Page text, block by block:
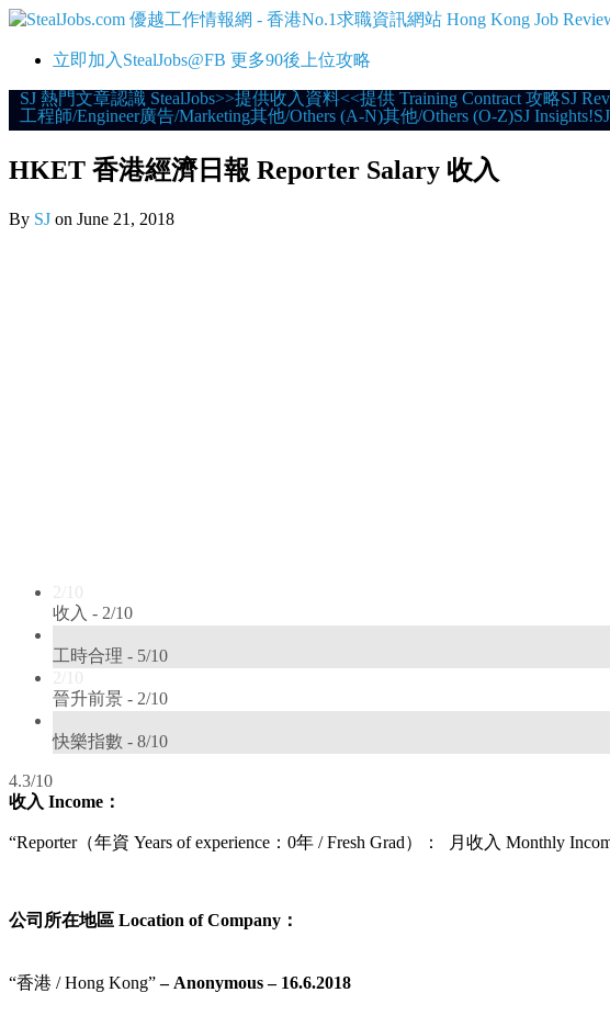
立即加入StealJobs@FB 更多90後上位攻略
Skip
to
SJ 熱門文章認識 StealJobs>>提供收入資料<<提供 Training Contract 攻略SJ
工程師/Engineer廣告/Marketing其他/Others (A-N)其他/Others (O-Z)SJ Insights!
HKET 香港經濟日報 Reporter Salary 收入
By SJ on June 21, 2018
2/10
收入 - 2/10
工時合理 - 5/10
2/10
晉升前景 - 2/10
快樂指數 - 8/10
4.3/10
收入 Income ：
“Reporter（年資 Years of experience：0年 / Fresh Grad） ： 月收入 Monthly
公司所在地區 Location of Company：
“香港 / Hong Kong”– Anonymous – 16.6.2018